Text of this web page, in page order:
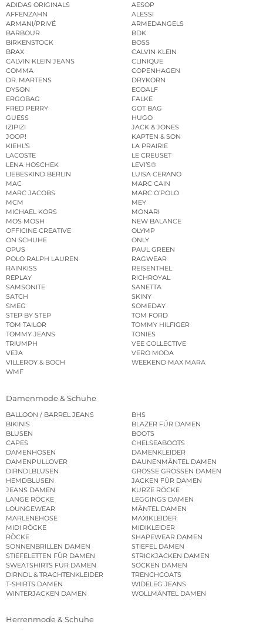
ADIDAS ORIGINALS
AESOP
AFFENZAHN
ALESSI
ARMANI/PRIVÉ
ARMEDANGELS
BARBOUR
BDK
BIRKENSTOCK
BOSS
BRAX
CALVIN KLEIN
CALVIN KLEIN JEANS
CLINIQUE
COMMA
COPENHAGEN
DR. MARTENS
DRYKORN
DYSON
ECOALF
ERGOBAG
FALKE
FRED PERRY
GOT BAG
GUESS
HUGO
IZIPIZI
JACK & JONES
JOOP!
KAPTEN & SON
KIEHL’S
LA PRAIRIE
LACOSTE
LE CREUSET
LENA HOSCHEK
LEVI’S®
LIEBESKIND BERLIN
LUISA CERANO
MAC
MARC CAIN
MARC JACOBS
MARC O’POLO
MCM
MEY
MICHAEL KORS
MONARI
MOS MOSH
NEW BALANCE
OFFICINE CREATIVE
OLYMP
ON SCHUHE
ONLY
OPUS
PAUL GREEN
POLO RALPH LAUREN
RAGWEAR
RAINKISS
REISENTHEL
REPLAY
RICHROYAL
SAMSONITE
SANETTA
SATCH
SKINY
SMEG
SOMEDAY
STEP BY STEP
TOM FORD
TOM TAILOR
TOMMY HILFIGER
TOMMY JEANS
TONIES
TRIUMPH
VEE COLLECTIVE
VEJA
VERO MODA
VILLEROY & BOCH
WEEKEND MAX MARA
WMF
Damenmode & Schuhe
BALLOON / BARREL JEANS
BHS
BIKINIS
BLAZER FÜR DAMEN
BLUSEN
BOOTS
CAPES
CHELSEABOOTS
DAMENHOSEN
DAMENKLEIDER
DAMENPULLOVER
DAUNENMÄNTEL DAMEN
DIRNDLBLUSEN
GROSSE GRÖSSEN DAMEN
HEMDBLUSEN
JACKEN FÜR DAMEN
JEANS DAMEN
KURZE RÖCKE
LANGE RÖCKE
LEGGINGS DAMEN
LOUNGEWEAR
MÄNTEL DAMEN
MARLENEHOSE
MAXIKLEIDER
MIDI RÖCKE
MIDIKLEIDER
RÖCKE
SHAPEWEAR DAMEN
SONNENBRILLEN DAMEN
STIEFEL DAMEN
STIEFELETTEN FÜR DAMEN
STRICKJACKEN DAMEN
SWEATSHIRTS FÜR DAMEN
SOCKEN DAMEN
DIRNDL & TRACHTENKLEIDER
TRENCHCOATS
T-SHIRTS DAMEN
WIDELEG JEANS
WINTERJACKEN DAMEN
WOLLMÄNTEL DAMEN
Herrenmode & Schuhe